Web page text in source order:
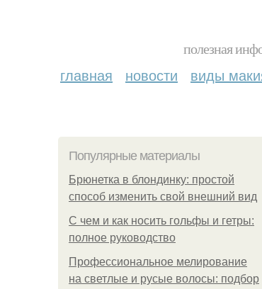
полезная
главная новости виды
Популярные материалы
Брюнетка в блондинку: простой
способ изменить свой внешний вид
С чем и как носить гольфы и гетры:
полное руководство
Профессиональное мелирование
на светлые и русые волосы: подбор